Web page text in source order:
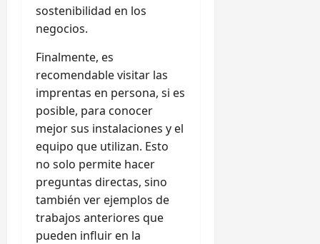
sostenibilidad en los
negocios.
Finalmente, es
recomendable visitar las
imprentas en persona, si es
posible, para conocer
mejor sus instalaciones y el
equipo que utilizan. Esto
no solo permite hacer
preguntas directas, sino
también ver ejemplos de
trabajos anteriores que
pueden influir en la